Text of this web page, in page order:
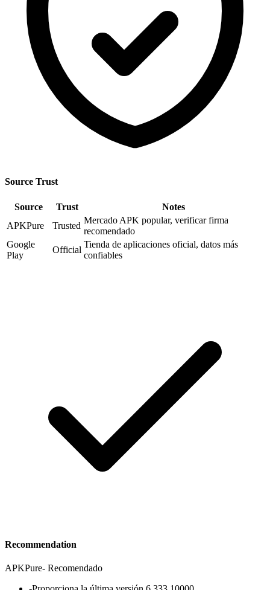
Source Trust
Source Trust
Notes
APKPure
Trusted
Mercado APK popular, verificar firma
recomendado
Google
Play
Official
Tienda de aplicaciones oficial, datos más
confiables
Recommendation
APKPure- Recomendado